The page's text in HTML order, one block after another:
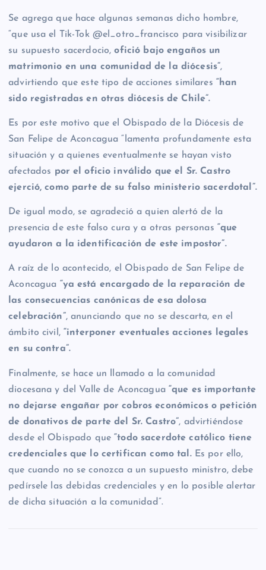
Se agrega que hace algunas semanas dicho hombre,
“que usa el Tik-Tok @el_otro_francisco para visibilizar
su supuesto sacerdocio,ofició bajo engaños un
matrimonio en una comunidad de la diócesis”,
advirtiendo que este tipo de acciones similares “han
sido registradas en otras diócesis de Chile”.
Es por este motivo que el Obispado de la Diócesis de
San Felipe de Aconcagua “lamenta profundamente esta
situación y a quienes eventualmente se hayan visto
afectados por el oficio inválido que el Sr. Castro
ejerció, como parte de su falso ministerio sacerdotal”.
De igual modo, se agradeció a quien alertó de la
presencia de este falso cura y a otras personas “que
ayudaron a la identificación de este impostor”.
A raíz de lo acontecido, el Obispado de San Felipe de
Aconcagua “ya está encargado de la reparación de
las consecuencias canónicas de esa dolosa
celebración”, anunciando que no se descarta, en el
ámbito civil,“interponer eventuales acciones legales
en su contra”.
Finalmente, se hace un llamado a la comunidad
diocesana y del Valle de Aconcagua“que es importante
no dejarse engañar por cobros económicos o petición
de donativos de parte del Sr. Castro”, advirtiéndose
desde el Obispado que“todo sacerdote católico tiene
credenciales que lo certifican como tal.Es por ello,
que cuando no se conozca a un supuesto ministro, debe
pedírsele las debidas credenciales y en lo posible alertar
de dicha situación a la comunidad”.